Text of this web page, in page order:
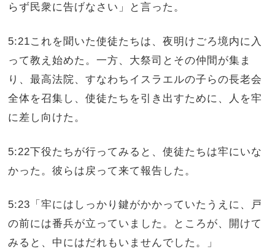
らず民衆に告げなさい」と言った。
5:21これを聞いた使徒たちは、夜明けごろ境内に入
って教え始めた。一方、大祭司とその仲間が集ま
り、最高法院、すなわちイスラエルの子らの長老会
全体を召集し、使徒たちを引き出すために、人を牢
に差し向けた。
5:22下役たちが行ってみると、使徒たちは牢にいな
かった。彼らは戻って来て報告した。
5:23「牢にはしっかり鍵がかかっていたうえに、戸
の前には番兵が立っていました。ところが、開けて
みると、中にはだれもいませんでした。」